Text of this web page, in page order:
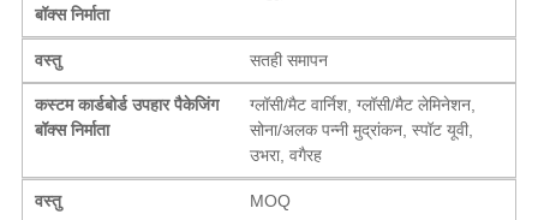
बॉक्स निर्माता
वस्तु सतही समापन
कस्टम कार्डबोर्ड उपहार पैकेजिंग
बॉक्स निर्माता
ग्लॉसी/मैट वार्निश, ग्लॉसी/मैट लेमिनेशन,
सोना/अलक पन्नी मुद्रांकन, स्पॉट यूवी,
उभरा, वगैरह
वस्तु MOQ